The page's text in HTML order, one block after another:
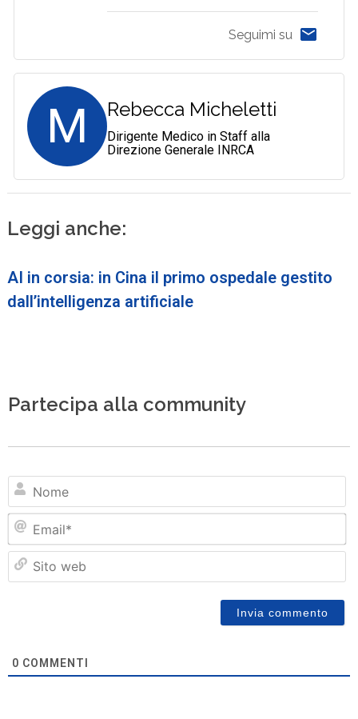
Seguimi su
M Rebecca Micheletti
Dirigente Medico in Staff alla
Direzione Generale INRCA
Leggi anche:
AI in corsia: in Cina il primo ospedale gestito
dall’intelligenza artificiale
Partecipa alla community
0 COMMENTI